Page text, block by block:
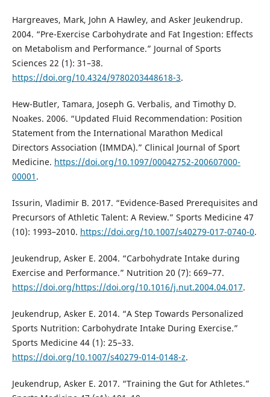
Hargreaves, Mark, John A Hawley, and Asker Jeukendrup.
2004. “Pre-Exercise Carbohydrate and Fat Ingestion: Effects
on Metabolism and Performance.” Journal of Sports
Sciences 22 (1): 31–38.
https://doi.org/10.4324/9780203448618-3.
Hew-Butler, Tamara, Joseph G. Verbalis, and Timothy D.
Noakes. 2006. “Updated Fluid Recommendation: Position
Statement from the International Marathon Medical
Directors Association (IMMDA).” Clinical Journal of Sport
Medicine. https://doi.org/10.1097/00042752-200607000-
00001 .
Issurin, Vladimir B. 2017. “Evidence-Based Prerequisites and
Precursors of Athletic Talent: A Review.” Sports Medicine 47
(10): 1993–2010. https://doi.org/10.1007/s40279-017-0740-0.
Jeukendrup, Asker E. 2004. “Carbohydrate Intake during
Exercise and Performance.” Nutrition 20 (7): 669–77.
https://doi.org/https://doi.org/10.1016/j.nut.2004.04.017.
Jeukendrup, Asker E. 2014. “A Step Towards Personalized
Sports Nutrition: Carbohydrate Intake During Exercise.”
Sports Medicine 44 (1): 25–33.
https://doi.org/10.1007/s40279-014-0148-z.
Jeukendrup, Asker E. 2017. “Training the Gut for Athletes.”